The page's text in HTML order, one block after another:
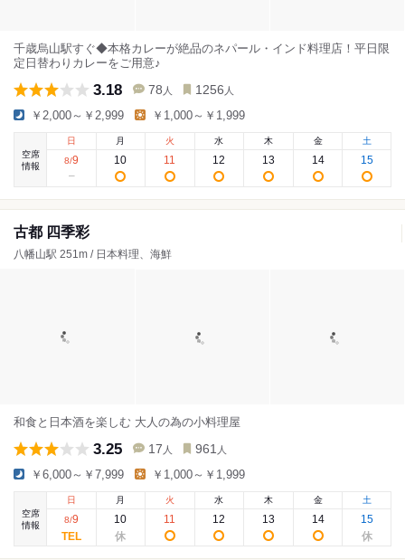
千歳烏山駅すぐ◆本格カレーが絶品のネパール・インド料理店！平日限
定日替わりカレーをご用意♪
3.18 78 人 1256 人
￥2,000～￥2,999 ￥1,000～￥1,999
空席
情報
日
8/9
月
10
火
11
水
12
木
13
金
14
土
15
古都 四季彩
八幡山駅 251m / 日本料理、海鮮
和食と日本酒を楽しむ 大人の為の小料理屋
3.25 17 人 961 人
￥6,000～￥7,999 ￥1,000～￥1,999
空席
情報
日
8/9
月
10
火
11
水
12
木
13
金
14
土
15